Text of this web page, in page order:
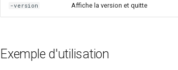
-version Affiche la version et quitte
Exemple d'utilisation